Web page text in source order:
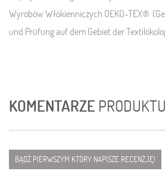
Wyrobów Włókienniczych OEKO-TEX®
und Prüfung auf dem Gebiet der
KOMENTARZE PRODUKTU
BĄDŹ PIERWSZYM KTÓRY NAPISZE RECENZJĘ!